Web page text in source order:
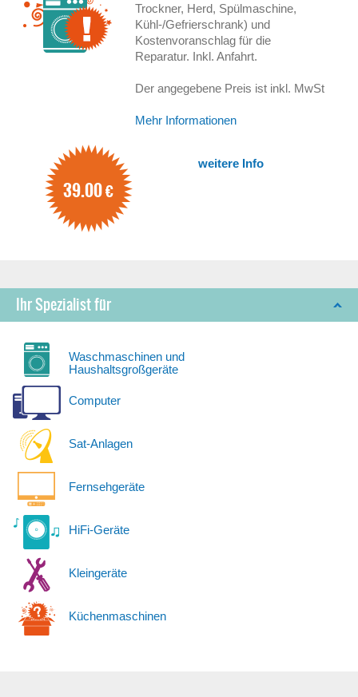
Trockner, Herd, Spülmaschine,
Kühl-/Gefrierschrank) und
Kostenvoranschlag für die
Reparatur. Inkl. Anfahrt.
Der angegebene Preis ist inkl. MwSt
Mehr Informationen
39.00€
weitere Info
Ihr Spezialist für
Waschmaschinen und
Haushaltsgroßgeräte
Computer
Sat-Anlagen
Fernsehgeräte
HiFi-Geräte
Kleingeräte
Küchenmaschinen